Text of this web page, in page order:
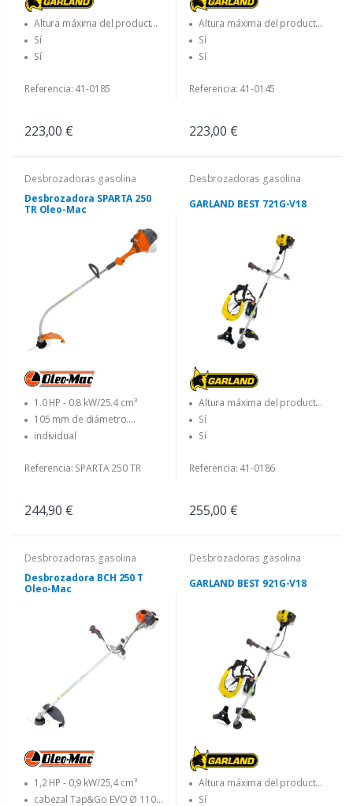
Altura máxima del producto
(en cm)
Sí
Sí
Referencia: 41-0185
223,00 €
Altura máxima del producto
(en cm)
Sí
Sí
Referencia: 41-0145
223,00 €
Desbrozadoras gasolina
Desbrozadora SPARTA 250
TR Oleo-Mac
1.0 HP - 0.8 kW/25.4 cm³
105 mm de diámetro.
Cabezal Tap&Go con 2,00 mm
individual
Referencia: SPARTA 250 TR
244,90 €
Desbrozadoras gasolina
GARLAND BEST 721G-V18
Altura máxima del producto
(en cm)
Sí
Sí
Referencia: 41-0186
255,00 €
Desbrozadoras gasolina
Desbrozadora BCH 250 T
Oleo-Mac
1,2 HP - 0,9 kW/25,4 cm³
cabezal Tap&Go EVO Ø 110
Desbrozadoras gasolina
GARLAND BEST 921G-V18
Altura máxima del producto
(en cm)
Sí